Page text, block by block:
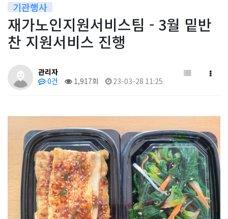
기관행사
재가노인지원서비스팀 - 3월 밑반
찬 지원서비스 진행
관리자
0건
1,917회 23-03-28 11:25